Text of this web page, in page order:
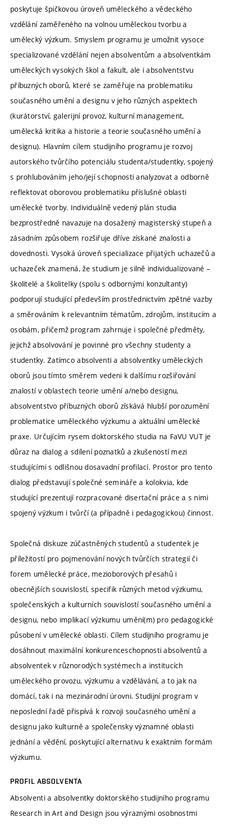
poskytuje špičkovou úroveň uměleckého a vědeckého
vzdělání zaměřeného na volnou uměleckou tvorbu a
umělecký výzkum. Smyslem programu je umožnit vysoce
specializované vzdělání nejen absolventům a absolventkám
uměleckých vysokých škol a fakult, ale i absolventstvu
příbuzných oborů, které se zaměřuje na problematiku
současného umění a designu v jeho různých aspektech
(kurátorství, galerijní provoz, kulturní management,
umělecká kritika a historie a teorie současného umění a
designu). Hlavním cílem studijního programu je rozvoj
autorského tvůrčího potenciálu studenta/studentky, spojený
s prohlubováním jeho/její schopnosti analyzovat a odborně
reflektovat oborovou problematiku příslušné oblasti
umělecké tvorby. Individuálně vedený plán studia
bezprostředně navazuje na dosažený magisterský stupeň a
zásadním způsobem rozšiřuje dříve získané znalosti a
dovednosti. Vysoká úroveň specializace přijatých uchazečů a
uchazeček znamená, že studium je silně individualizované –
školitelé a školitelky (spolu s odbornými konzultanty)
podporují studující především prostřednictvím zpětné vazby
a směrováním k relevantním tématům, zdrojům, institucím a
osobám, přičemž program zahrnuje i společné předměty,
jejichž absolvování je povinné pro všechny studenty a
studentky. Zatímco absolventi a absolventky uměleckých
oborů jsou tímto směrem vedeni k dalšímu rozšiřování
znalostí v oblastech teorie umění a/nebo designu,
absolventstvo příbuzných oborů získává hlubší porozumění
problematice uměleckého výzkumu a aktuální umělecké
praxe. Určujícím rysem doktorského studia na FaVU VUT je
důraz na dialog a sdílení poznatků a zkušeností mezi
studujícími s odlišnou dosavadní profilací. Prostor pro tento
dialog představují společné semináře a kolokvia, kde
studující prezentují rozpracované disertační práce a s nimi
spojený výzkum i tvůrčí (a případně i pedagogickou) činnost.
Společná diskuze zúčastněných studentů a studentek je
příležitostí pro pojmenování nových tvůrčích strategií či
forem umělecké práce, mezioborových přesahů i
obecnějších souvislostí, specifik různých metod výzkumu,
společenských a kulturních souvislostí současného umění a
designu, nebo implikací výzkumu umění(m) pro pedagogické
působení v umělecké oblasti. Cílem studijního programu je
dosáhnout maximální konkurenceschopnosti absolventů a
absolventek v různorodých systémech a institucích
uměleckého provozu, výzkumu a vzdělávání, a to jak na
domácí, tak i na mezinárodní úrovni. Studijní program v
neposlední řadě přispívá k rozvoji současného umění a
designu jako kulturně a společensky významné oblasti
jednání a vědění, poskytující alternativu k exaktním formám
výzkumu.
PROFIL ABSOLVENTA
Absolventi a absolventky doktorského studijního programu
Research in Art and Design jsou výraznými osobnostmi